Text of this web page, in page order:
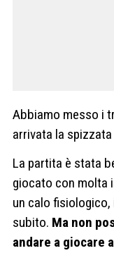
Abbiamo messo i
arrivata la
La partita è stata
giocato con molta
un calo fisiologico,
subito. Ma non
andare a giocare